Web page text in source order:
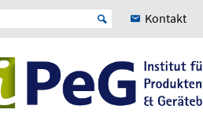
Kontakt